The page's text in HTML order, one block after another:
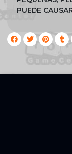
PUEDE